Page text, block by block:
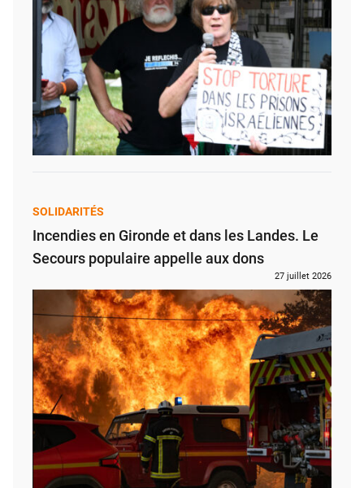
SOLIDARITÉS
Incendies en Gironde et dans les Landes. Le
Secours populaire appelle aux dons
27 juillet 2026